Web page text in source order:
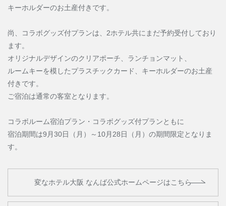
キーホルダーのお土産付きです。
尚、コラボグッズ付プランは、2ホテル共にまだ予約受付しており
ます。
オリジナルデザインのクリアポーチ、ランチョンマット、
ルームキーを模したプラスチックカード、キーホルダーのお土産
付きです。
ご宿泊は通常の客室となります。
コラボルーム宿泊プラン・コラボグッズ付プランともに
宿泊期間は9月30日（月）～10月28日（月）の期間限定となりま
す。
変なホテル大阪 なんば公式ホームページはこちら